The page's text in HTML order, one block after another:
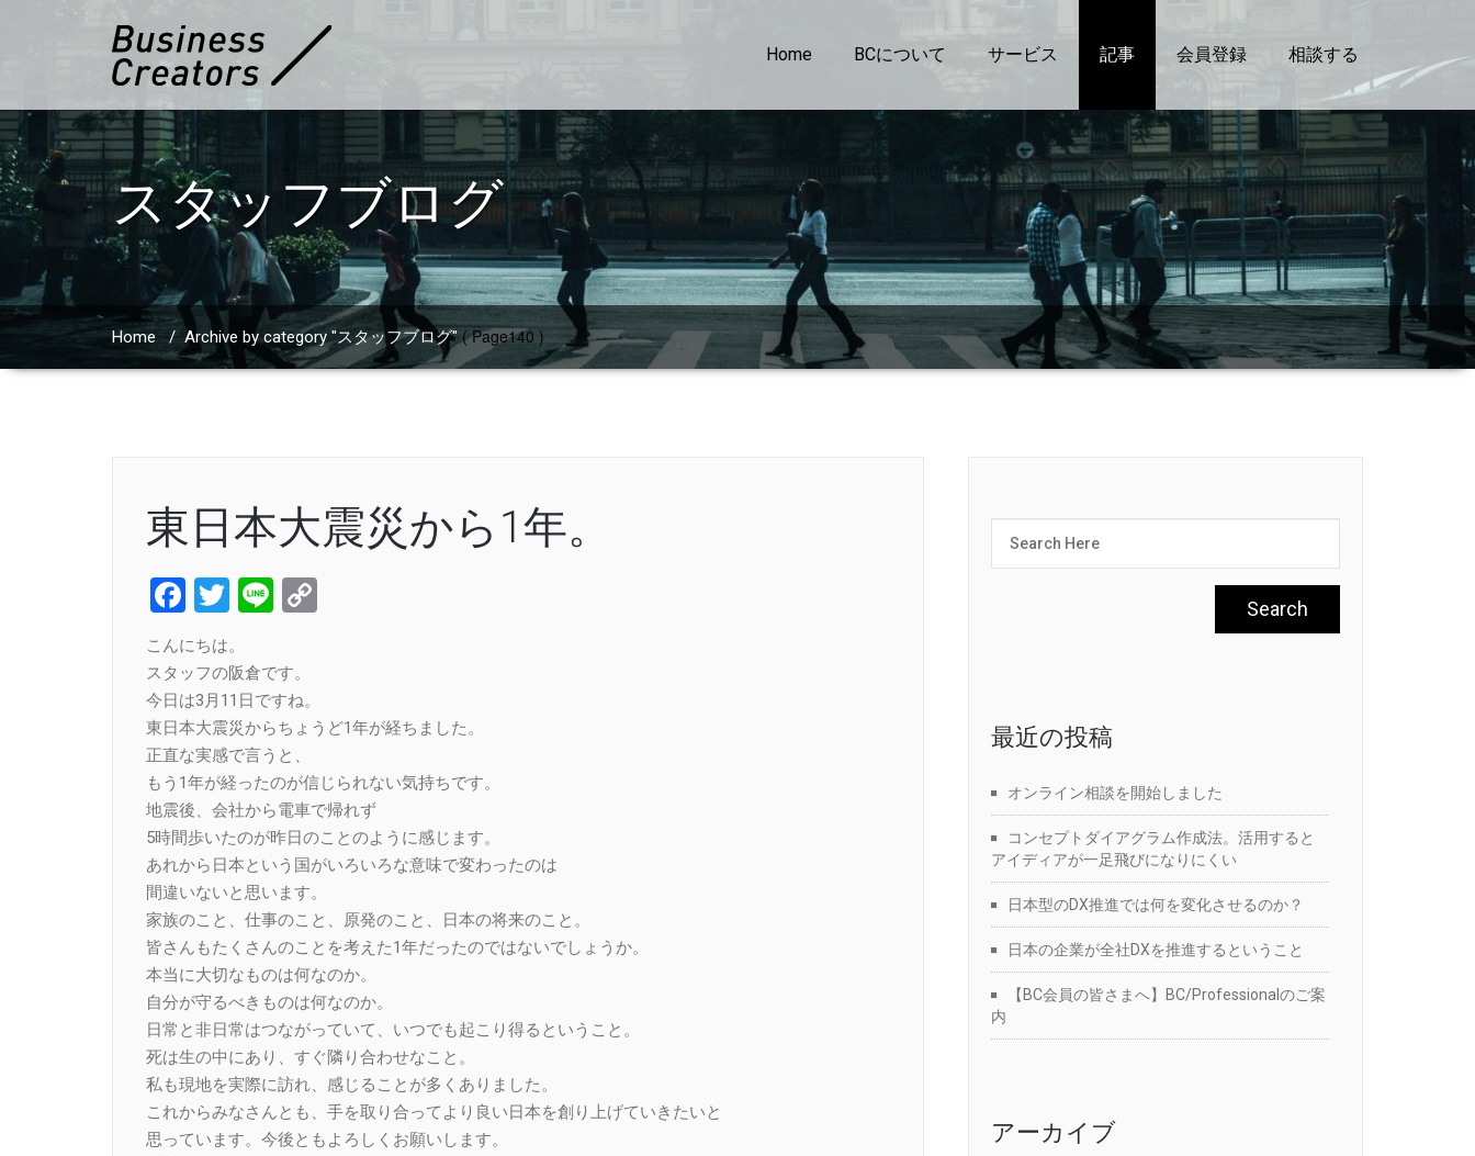
Home BCについて サービス 記事 会員登録 相談する
スタッフブログ
Home / Archive by category "スタッフブログ" ( Page140 )
東日本大震災から1年。
Facebook
Twitter
Line
こんにちは。
スタッフの阪倉です。
今日は3月11日ですね。
東日本大震災からちょうど1年が経ちました。
正直な実感で言うと、
もう1年が経ったのが信じられない気持ちです。
地震後、会社から電車で帰れず
5時間歩いたのが昨日のことのように感じます。
あれから日本という国がいろいろな意味で変わったのは
間違いないと思います。
家族のこと、仕事のこと、原発のこと、日本の将来のこと。
皆さんもたくさんのことを考えた1年だったのではないでしょうか。
本当に大切なものは何なのか。
自分が守るべきものは何なのか。
日常と非日常はつながっていて、いつでも起こり得るということ。
死は生の中にあり、すぐ隣り合わせなこと。
私も現地を実際に訪れ、感じることが多くありました。
これからみなさんとも、手を取り合ってより良い日本を創り上げていきたいと
思っています。今後ともよろしくお願いします。
最近の投稿
オンライン相談を開始しました
コンセプトダイアグラム作成法。活用すると
アイディアが一足飛びになりにくい
日本型のDX推進では何を変化させるのか？
日本の企業が全社DXを推進するということ
【BC会員の皆さまへ】BC/Professionalのご案
内
アーカイブ